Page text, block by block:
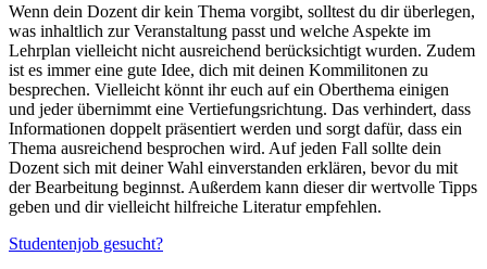
Wenn dein Dozent dir kein Thema vorgibt, solltest du dir überlegen,
was inhaltlich zur Veranstaltung passt und welche Aspekte im
Lehrplan vielleicht nicht ausreichend berücksichtigt wurden. Zudem
ist es immer eine gute Idee, dich mit deinen Kommilitonen zu
besprechen. Vielleicht könnt ihr euch auf ein Oberthema einigen
und jeder übernimmt eine Vertiefungsrichtung. Das verhindert, dass
Informationen doppelt präsentiert werden und sorgt dafür, dass ein
Thema ausreichend besprochen wird. Auf jeden Fall sollte dein
Dozent sich mit deiner Wahl einverstanden erklären, bevor du mit
der Bearbeitung beginnst. Außerdem kann dieser dir wertvolle Tipps
geben und dir vielleicht hilfreiche Literatur empfehlen.
Studentenjob gesucht?